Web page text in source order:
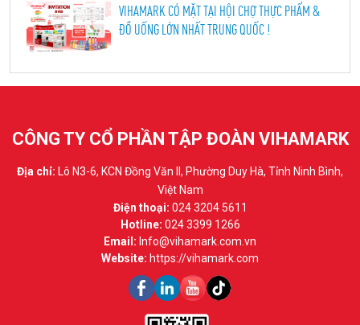
VIHAMARK CÓ MẶT TẠI HỘI CHỢ THỰC PHẨM &
ĐỒ UỐNG LỚN NHẤT TRUNG QUỐC !
CÔNG TY CỔ PHẦN TẬP ĐOÀN VIHAMARK
Địa chỉ: Lô N3-6, KCN Đồng Văn II, Phường Duy Hà, Tỉnh Ninh Bình,
Việt Nam
Điện thoại: 024 3204 5611
Hotline: 024 3399 1266
Email: Info@vihamark.com.vn
Website: https://vihamark.com